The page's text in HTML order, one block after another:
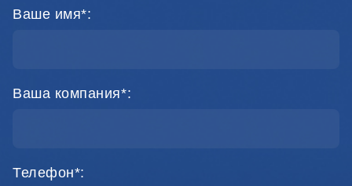
Ваше имя*:
Ваша компания*:
Телефон*: